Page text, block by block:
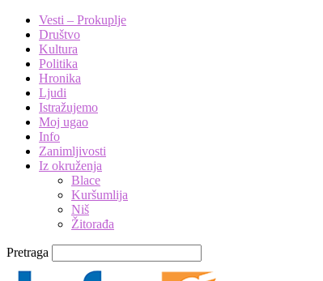
Vesti – Prokuplje
Društvo
Kultura
Politika
Hronika
Ljudi
Istražujemo
Moj ugao
Info
Zanimljivosti
Iz okruženja
Blace
Kuršumlija
Niš
Žitorađa
Pretraga